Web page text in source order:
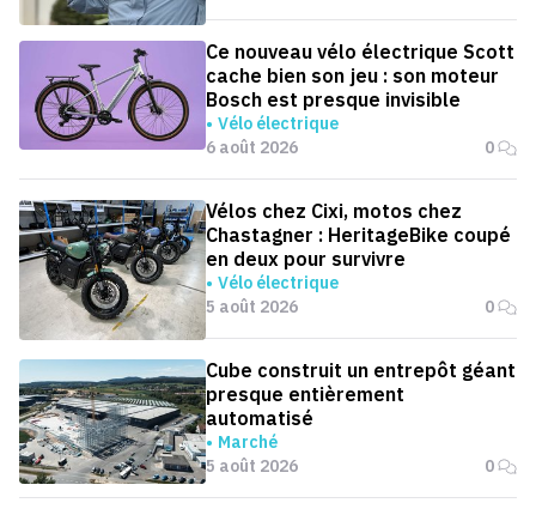
Ce nouveau vélo électrique Scott
cache bien son jeu : son moteur
Bosch est presque invisible
Vélo électrique
6 août 2026
0
Vélos chez Cixi, motos chez
Chastagner : HeritageBike coupé
en deux pour survivre
Vélo électrique
5 août 2026
0
Cube construit un entrepôt géant
presque entièrement
automatisé
Marché
5 août 2026
0